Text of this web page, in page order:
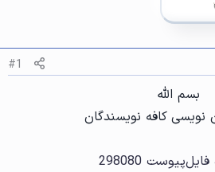
#1
بسم الله
نویسی کافه نویسندگان
298080